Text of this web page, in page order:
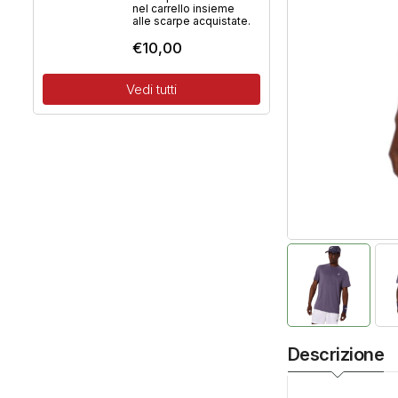
Descrizione
nel carrello insieme
alle scarpe acquistate.
€10,00
Vedi tutti